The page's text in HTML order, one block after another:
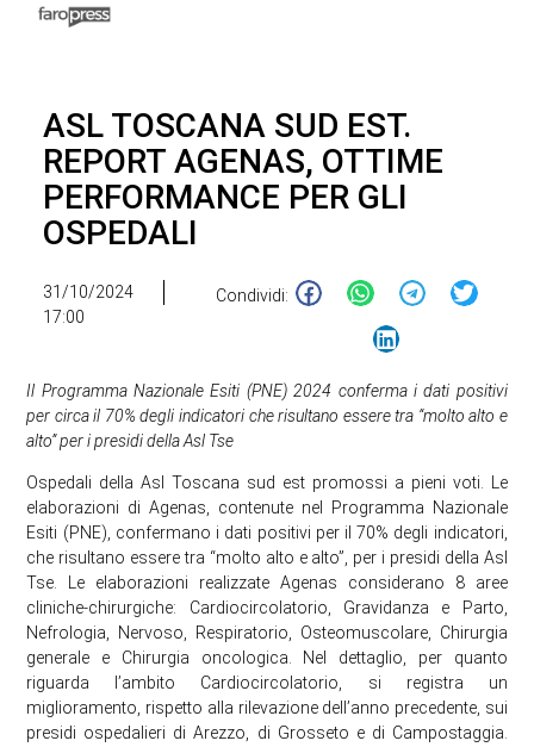
ASL TOSCANA SUD EST.
REPORT AGENAS, OTTIME
PERFORMANCE PER GLI
OSPEDALI
31/10/2024
17:00
Condividi:
Il Programma Nazionale Esiti (PNE) 2024 conferma i dati positivi
per circa il 70% degli indicatori che risultano essere tra “molto alto e
alto” per i presidi della Asl Tse
Ospedali della Asl Toscana sud est promossi a pieni voti. Le
elaborazioni di Agenas, contenute nel Programma Nazionale
Esiti (PNE), confermano i dati positivi per il 70% degli indicatori,
che risultano essere tra “molto alto e alto”, per i presidi della Asl
Tse. Le elaborazioni realizzate Agenas considerano 8 aree
cliniche-chirurgiche: Cardiocircolatorio, Gravidanza e Parto,
Nefrologia, Nervoso, Respiratorio, Osteomuscolare, Chirurgia
generale e Chirurgia oncologica. Nel dettaglio, per quanto
riguarda l’ambito Cardiocircolatorio, si registra un
miglioramento, rispetto alla rilevazione dell’anno precedente, sui
presidi ospedalieri di Arezzo, di Grosseto e di Campostaggia.